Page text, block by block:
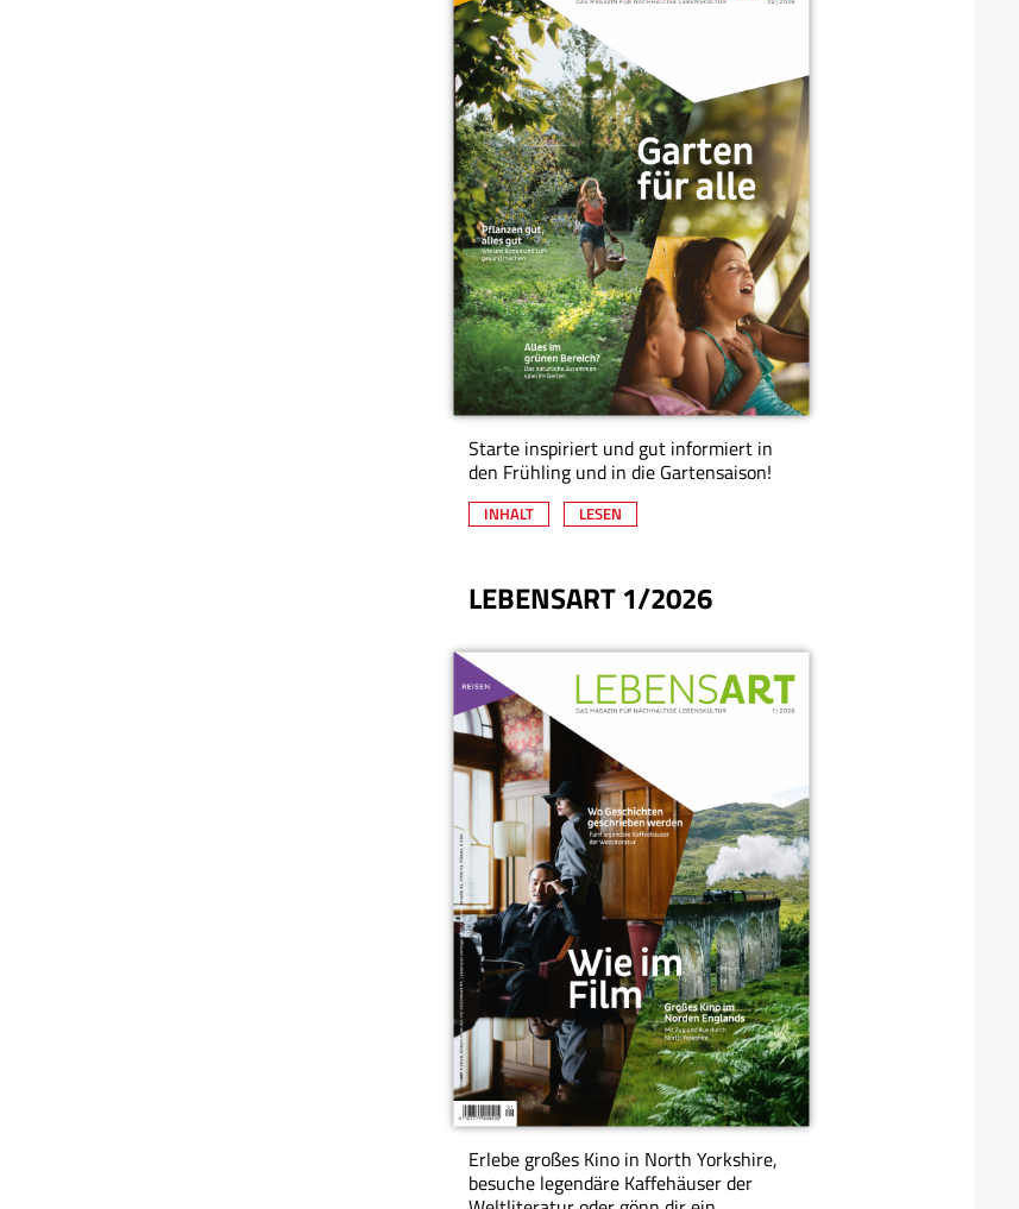
Starte inspiriert und gut informiert in
den Frühling und in die Gartensaison!
INHALT LESEN
LEBENSART 1/2026
Erlebe großes Kino in North Yorkshire,
besuche legendäre Kaffehäuser der